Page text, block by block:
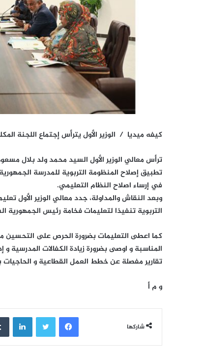
كيفه ميديا / الوزير الأول يترأس إجتماع اللجنة
ترأس معالي الوزير الأول السيد محمد ولد بلال مسعود،
تطبيق إصلاح المنظومة التربوية للمدرسة
في إرساء اصلاح النظام التعليمي.
وبعد النقاش والمداولة، جدد معالي الوزير الأول
التربوية تنفيذا لتعليمات فخامة رئيس الجمهورية
كما اعطى التعليمات بضرورة الحرص على التحسين
المناسبة و اوصى بضرورة زيادة الكفالات المدرسية و
تقارير مفصلة عن خطط العمل القطاعية و الحاجيات
و م أ
شاركها
فيسبوك لينكدإن